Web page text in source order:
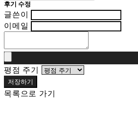
후기 수정
글쓴이
이메일
평점 주기
저장하기
목록으로 가기